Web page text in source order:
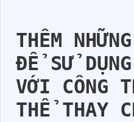
THÊM
ĐỂ SỬ
VỚI CÔNG
THỂ THAY